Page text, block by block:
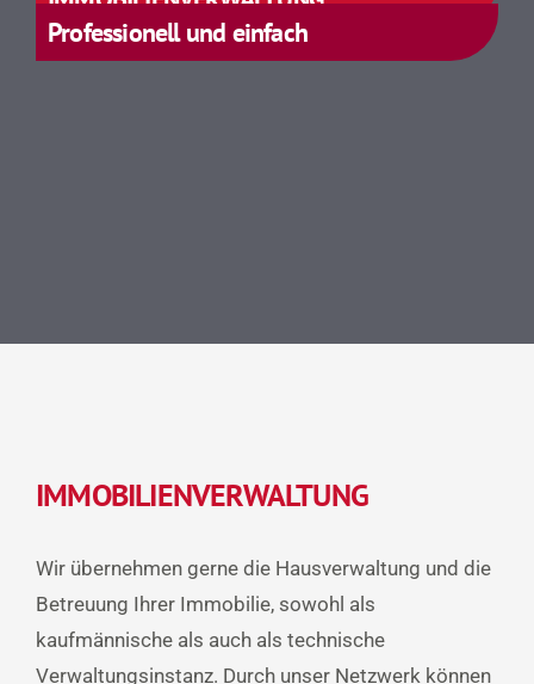
Professionell und einfach
IMMOBILIENVERWALTUNG
Wir übernehmen gerne die Hausverwaltung und die
Betreuung Ihrer Immobilie, sowohl als
kaufmännische als auch als technische
Verwaltungsinstanz. Durch unser Netzwerk können